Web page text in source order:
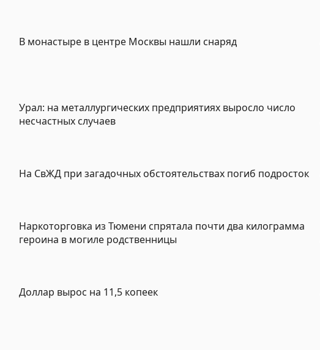
В монастыре в центре Москвы нашли снаряд
Урал: на металлургических предприятиях выросло число
несчастных случаев
На СвЖД при загадочных обстоятельствах погиб подросток
Наркоторговка из Тюмени спрятала почти два килограмма
героина в могиле родственницы
Доллар вырос на 11,5 копеек